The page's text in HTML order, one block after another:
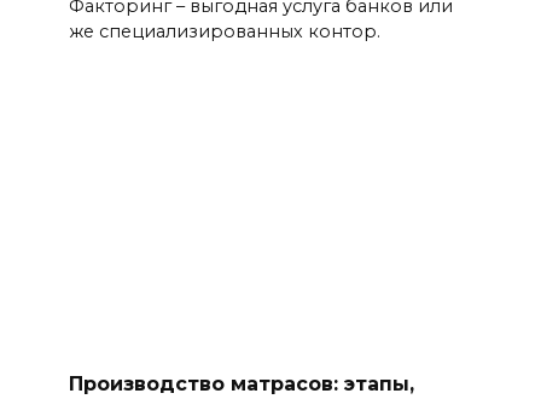
Факторинг – выгодная услуга банков или
же специализированных контор.
Производство матрасов: этапы,